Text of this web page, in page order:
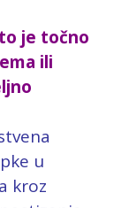
je točno
ili
u
kroz